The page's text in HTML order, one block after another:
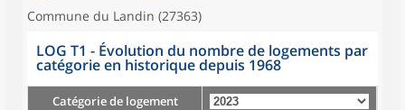
Commune du Landin (27363)
LOG T1 - Évolution du nombre de logements par
catégorie en historique depuis 1968
Catégorie de logement